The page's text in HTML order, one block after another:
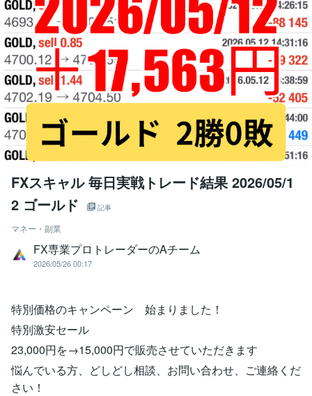
FXスキャル 毎日実戦トレード結果 2026/05/1
2 ゴールド
記事
マネー・副業
FX専業プロトレーダーのAチーム
2026/05/26 00:17
特別価格のキャンペーン 始まりました！
特別激安セール
23,000円を→15,000円で販売させていただきます
悩んでいる方、どしどし相談、お問い合わせ、ご連絡くだ
さい！